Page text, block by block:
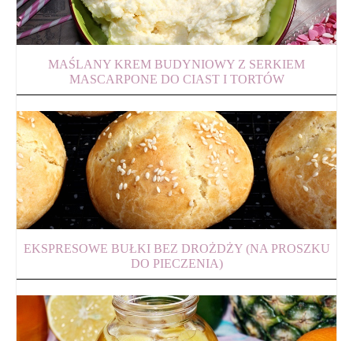
MAŚLANY KREM BUDYNIOWY Z SERKIEM
MASCARPONE DO CIAST I TORTÓW
EKSPRESOWE BUŁKI BEZ DROŻDŻY (NA PROSZKU
DO PIECZENIA)